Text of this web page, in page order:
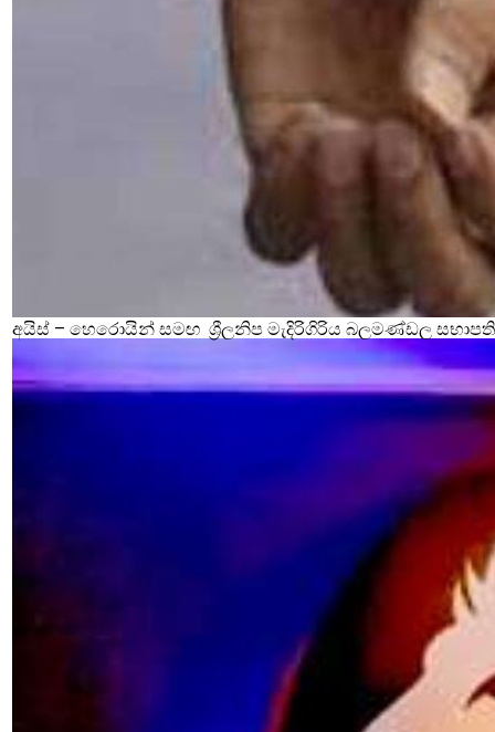
අයිස් – හෙරොයින් සමඟ ශ්‍රීලනිප මැදිරිගිරිය බලමණ්ඩල සභාපති